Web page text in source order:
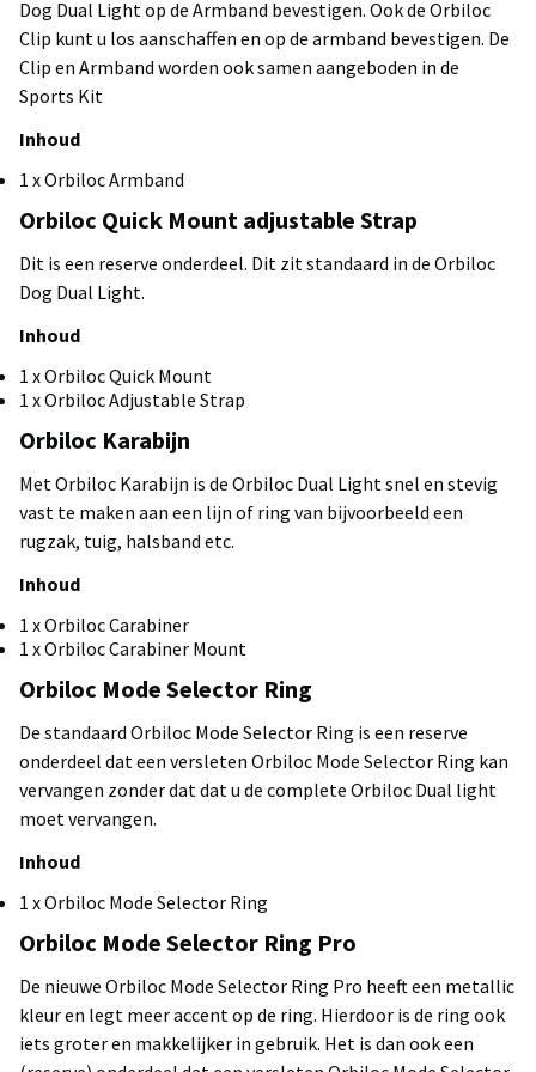
Dog Dual Light op de Armband bevestigen. Ook de Orbiloc
Clip kunt u los aanschaffen en op de armband bevestigen. De
Clip en Armband worden ook samen aangeboden in de
Sports Kit
Inhoud
1 x Orbiloc Armband
Orbiloc Quick Mount adjustable Strap
Dit is een reserve onderdeel. Dit zit standaard in de Orbiloc
Dog Dual Light.
Inhoud
1 x Orbiloc Quick Mount
1 x Orbiloc Adjustable Strap
Orbiloc Karabijn
Met Orbiloc Karabijn is de Orbiloc Dual Light snel en stevig
vast te maken aan een lijn of ring van bijvoorbeeld een
rugzak, tuig, halsband etc.
Inhoud
1 x Orbiloc Carabiner
1 x Orbiloc Carabiner Mount
Orbiloc Mode Selector Ring
De standaard Orbiloc Mode Selector Ring is een reserve
onderdeel dat een versleten Orbiloc Mode Selector Ring kan
vervangen zonder dat dat u de complete Orbiloc Dual light
moet vervangen.
Inhoud
1 x Orbiloc Mode Selector Ring
Orbiloc Mode Selector Ring Pro
De nieuwe Orbiloc Mode Selector Ring Pro heeft een metallic
kleur en legt meer accent op de ring. Hierdoor is de ring ook
iets groter en makkelijker in gebruik. Het is dan ook een